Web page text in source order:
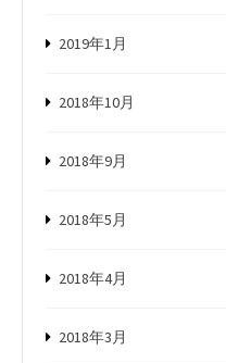
2019年1月
2018年10月
2018年9月
2018年5月
2018年4月
2018年3月